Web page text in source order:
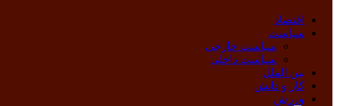
اقتصاد
سیاست
سیاست خارجی
سیاست داخلی
بین الملل
کار و دانش
ورزش